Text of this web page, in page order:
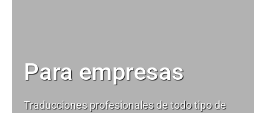
Para empresas
Traducciones profesionales de todo tipo de